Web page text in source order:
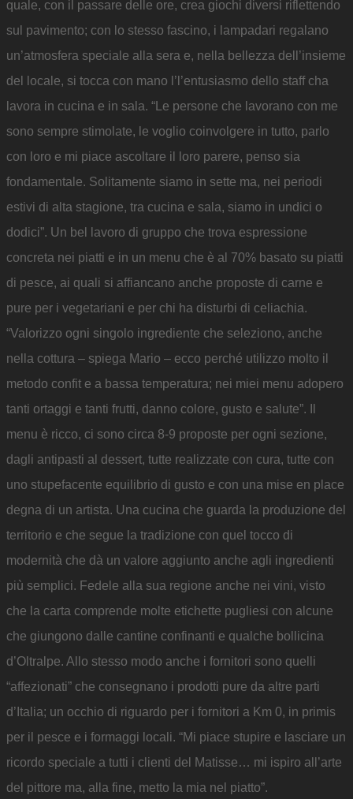
quale, con il passare delle ore, crea giochi diversi riflettendo
sul pavimento; con lo stesso fascino, i lampadari regalano
un’atmosfera speciale alla sera e, nella bellezza dell’insieme
del locale, si tocca con mano l’l’entusiasmo dello staff cha
lavora in cucina e in sala. “Le persone che lavorano con me
sono sempre stimolate, le voglio coinvolgere in tutto, parlo
con loro e mi piace ascoltare il loro parere, penso sia
fondamentale. Solitamente siamo in sette ma, nei periodi
estivi di alta stagione, tra cucina e sala, siamo in undici o
dodici”. Un bel lavoro di gruppo che trova espressione
concreta nei piatti e in un menu che è al 70% basato su piatti
di pesce, ai quali si affiancano anche proposte di carne e
pure per i vegetariani e per chi ha disturbi di celiachia.
“Valorizzo ogni singolo ingrediente che seleziono, anche
nella cottura – spiega Mario – ecco perché utilizzo molto il
metodo confit e a bassa temperatura; nei miei menu adopero
tanti ortaggi e tanti frutti, danno colore, gusto e salute”. Il
menu è ricco, ci sono circa 8-9 proposte per ogni sezione,
dagli antipasti al dessert, tutte realizzate con cura, tutte con
uno stupefacente equilibrio di gusto e con una mise en place
degna di un artista. Una cucina che guarda la produzione del
territorio e che segue la tradizione con quel tocco di
modernità che dà un valore aggiunto anche agli ingredienti
più semplici. Fedele alla sua regione anche nei vini, visto
che la carta comprende molte etichette pugliesi con alcune
che giungono dalle cantine confinanti e qualche bollicina
d’Oltralpe. Allo stesso modo anche i fornitori sono quelli
“affezionati” che consegnano i prodotti pure da altre parti
d’Italia; un occhio di riguardo per i fornitori a Km 0, in primis
per il pesce e i formaggi locali. “Mi piace stupire e lasciare un
ricordo speciale a tutti i clienti del Matisse… mi ispiro all’arte
del pittore ma, alla fine, metto la mia nel piatto”.